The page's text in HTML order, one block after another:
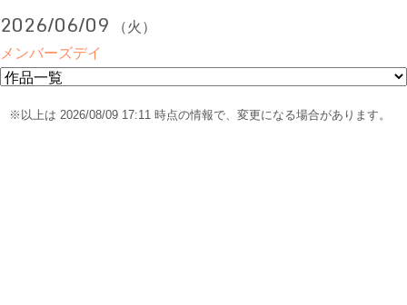
2026/06/09 （火）
メンバーズデイ
※以上は 2026/08/09 17:11 時点の情報で、変更になる場合があります。